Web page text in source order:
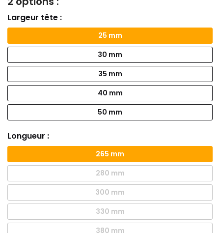
Largeur tête :
25 mm
30 mm
35 mm
40 mm
50 mm
Longueur :
265 mm
280 mm
300 mm
330 mm
380 mm